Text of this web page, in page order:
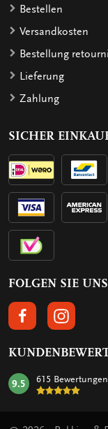
Bestellen
Versandkosten
Bestellung
Lieferung
Zahlung
SICHER
FOLGEN SIE
FOLGEN SIE UNS
FOLGEN
mark:
9.5 615 Bewertungen